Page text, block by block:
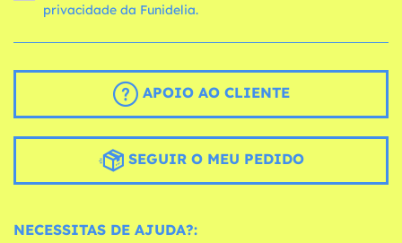
privacidade da Funidelia.
APOIO AO CLIENTE
SEGUIR O MEU PEDIDO
NECESSITAS DE AJUDA?: